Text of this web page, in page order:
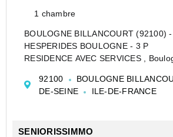
1 chambre
BOULOGNE BILLANCOURT (92100)
HESPERIDES BOULOGNE - 3 P
RESIDENCE AVEC SERVICES ,
HESPERIDES BOULOGNE, non médicalisée pour
92100 BOULOGNE
DE-SEINE
ILE-DE-FRANCE
SENIORISSIMMO